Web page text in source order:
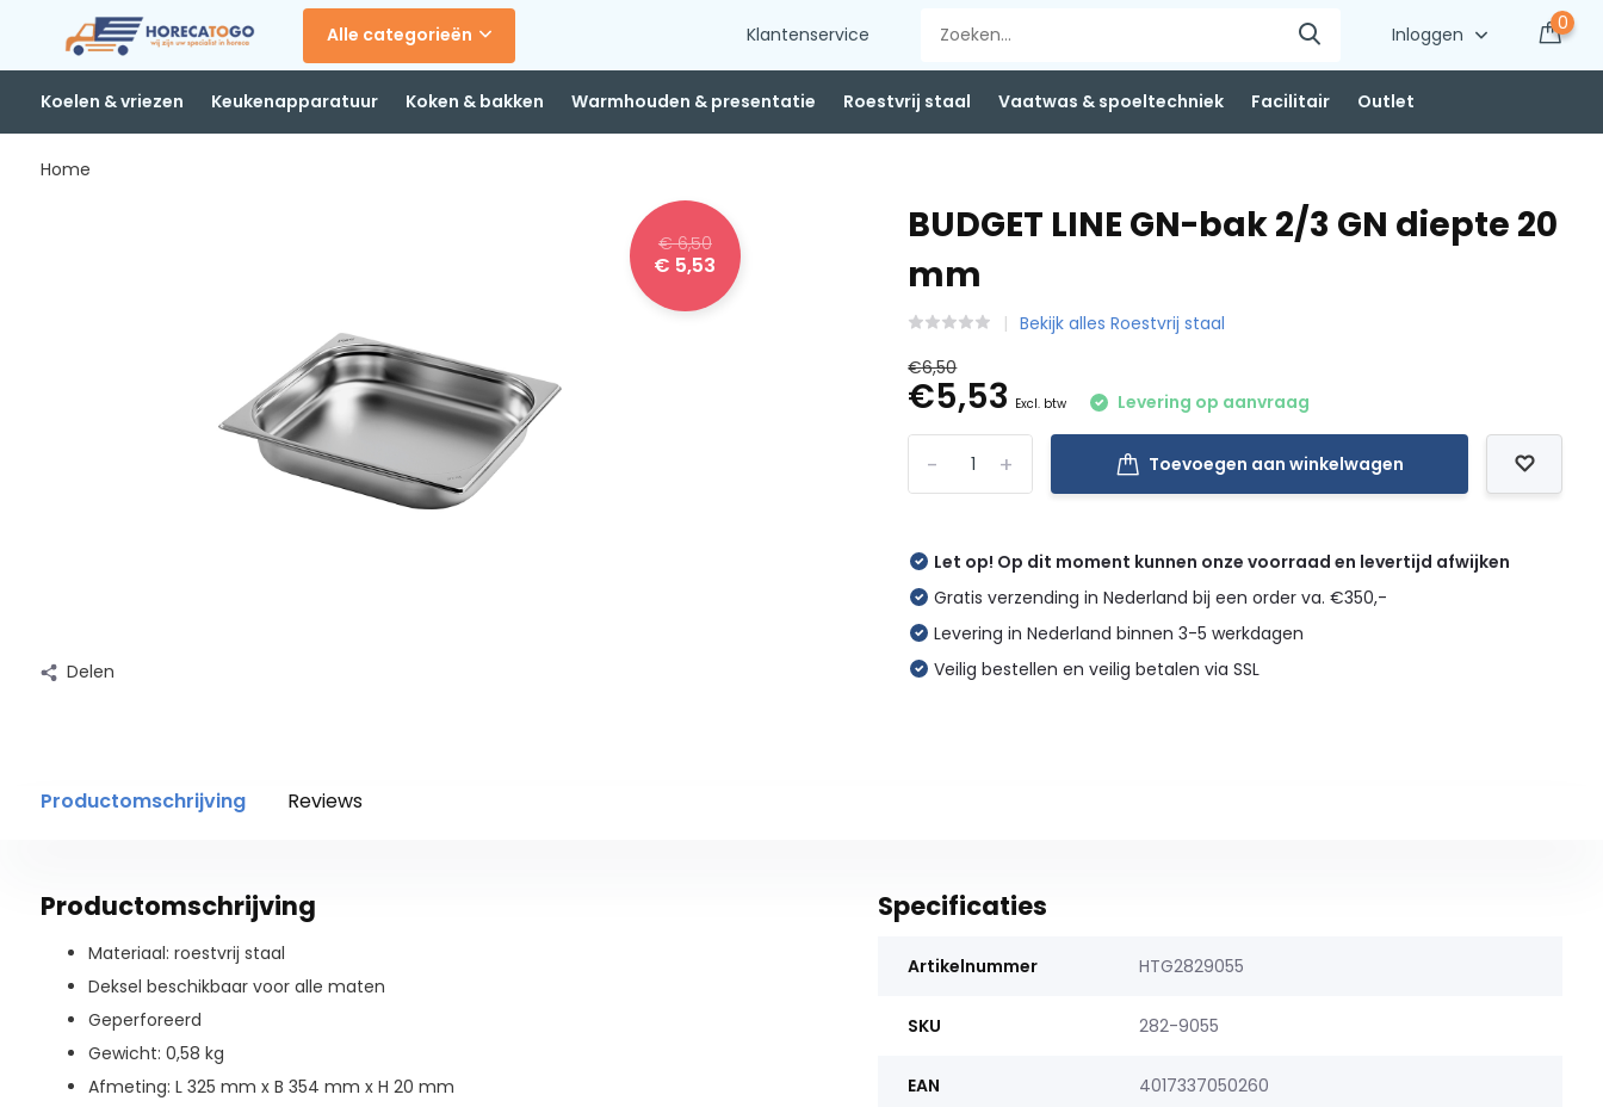
Alle categorieën Klantenservice Inloggen
0
Koelen & vriezen Keukenapparatuur Koken & bakken Warmhouden & presentatie Roestvrij staal Vaatwas & spoeltechniek Facilitair Outlet
Home
€ 6,50
€ 5,53
Delen
BUDGET LINE GN-bak 2/3 GN diepte 20
mm
Bekijk alles Roestvrij staal
€6,50
€5,53 Excl. btw Levering op aanvraag
+
- Toevoegen aan winkelwagen
Let op! Op dit moment kunnen onze voorraad en levertijd afwijken
Gratis verzending in Nederland bij een order va. €350,-
Levering in Nederland binnen 3-5 werkdagen
Veilig bestellen en veilig betalen via SSL
Productomschrijving Reviews
Productomschrijving
Materiaal: roestvrij staal
Deksel beschikbaar voor alle maten
Geperforeerd
Gewicht: 0,58 kg
Afmeting: L 325 mm x B 354 mm x H 20 mm
Specificaties
Artikelnummer HTG2829055
SKU 282-9055
EAN 4017337050260